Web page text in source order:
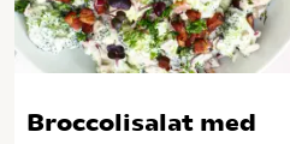
Broccolisalat med